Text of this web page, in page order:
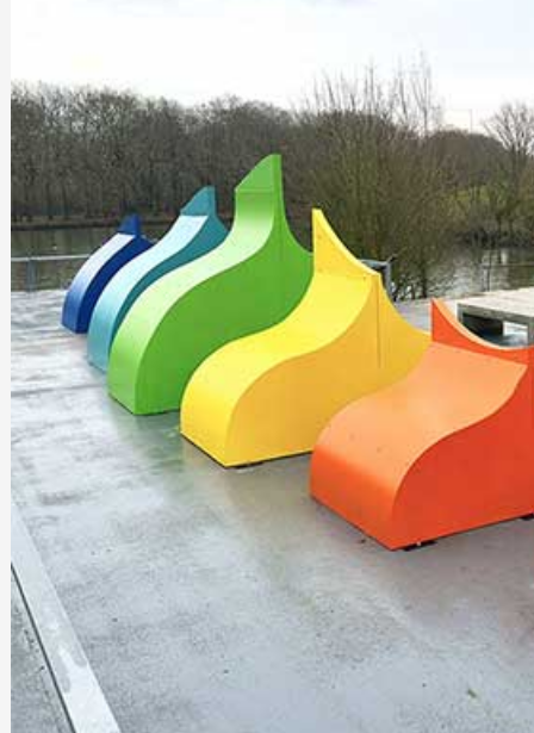
Artistes
De A à Z
Année par année
Collection vidéos
Candidater
Contact